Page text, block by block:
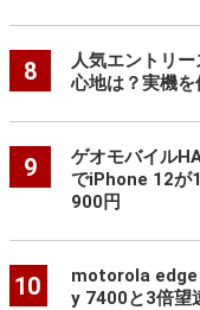
8
人気エントリ
心地は？実機
9
ゲオモバイル
でiPhone 12が
900円
10
motorola edge
y 7400と3倍望